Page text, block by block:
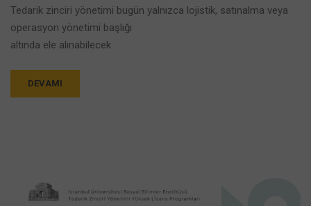
Tedarik zinciri yönetimi bugün yalnızca lojistik, satınalma veya
operasyon yönetimi başlığı
altında ele alınabilecek
DEVAMI